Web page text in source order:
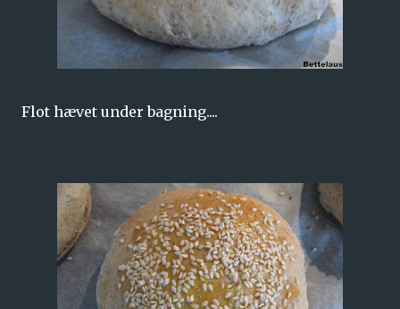
Flot hævet under bagning....